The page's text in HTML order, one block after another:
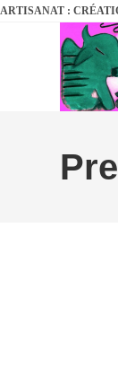
ARTISANAT :